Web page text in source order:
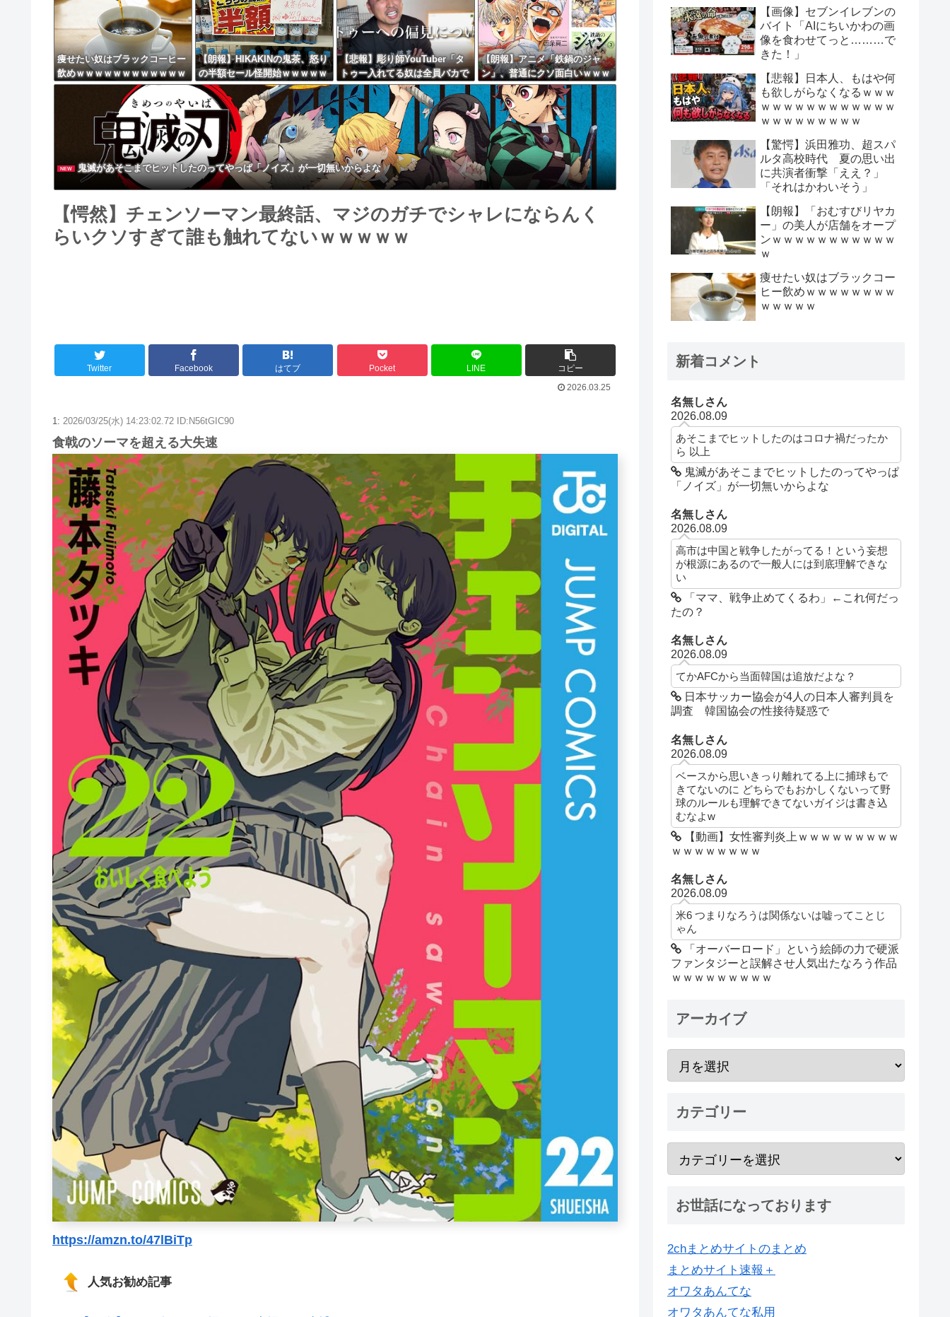
Powered by livedoor 相互RSS
痩せたい奴はブラックコーヒー
飲めｗｗｗｗｗｗｗｗｗｗｗｗ
ｗ
【朗報】HIKAKINの鬼茶、怒り
の半額セール怪開始ｗｗｗｗｗ
ｗｗｗｗｗｗｗｗｗ
【悲報】彫り師YouTuber「タ
トゥー入れてる奴は全員バカで
す。すごい民度低い」
【朗報】アニメ「鉄鍋のジャ
ン」、普通にクソ面白いｗｗｗ
ｗｗｗｗｗｗｗｗ
NEW 鬼滅があそこまでヒットしたのってやっぱ「ノイズ」が一切無いからよな
【愕然】チェンソーマン最終話、マジのガチでシャレにならんく
らいクソすぎて誰も触れてないｗｗｗｗｗ
Twitter Facebook はてブ Pocket LINE
コピー
2026.03.25
1: 2026/03/25(水) 14:23:02.72 ID:N56tGIC90
食戟のソーマを超える大失速
https://amzn.to/47lBiTp
人気お勧め記事
【画像】セブンイレブンの
バイト「AIにちいかわの画
像を食わせてっと………で
きた！」
【悲報】日本人、もはや何
も欲しがらなくなるｗｗｗ
ｗｗｗｗｗｗｗｗｗｗｗｗ
ｗｗｗｗｗｗｗｗｗ
【驚愕】浜田雅功、超スパ
ルタ高校時代 夏の思い出
に共演者衝撃「ええ？」
「それはかわいそう」
【朗報】「おむすびリヤカ
ー」の美人が店舗をオープ
ンｗｗｗｗｗｗｗｗｗｗｗ
ｗ
痩せたい奴はブラックコー
ヒー飲めｗｗｗｗｗｗｗｗ
ｗｗｗｗｗ
新着コメント
名無しさん
2026.08.09
あそこまでヒットしたのはコロナ禍だったか
ら 以上
鬼滅があそこまでヒットしたのってやっぱ
「ノイズ」が一切無いからよな
名無しさん
2026.08.09
高市は中国と戦争したがってる！という妄想
が根源にあるので一般人には到底理解できな
い
「ママ、戦争止めてくるわ」←これ何だっ
たの？
名無しさん
2026.08.09
てかAFCから当面韓国は追放だよな？
日本サッカー協会が4人の日本人審判員を
調査 韓国協会の性接待疑惑で
名無しさん
2026.08.09
ベースから思いきっり離れてる上に捕球もで
きてないのに どちらでもおかしくないって野
球のルールも理解できてないガイジは書き込
むなよw
【動画】女性審判炎上ｗｗｗｗｗｗｗｗｗ
ｗｗｗｗｗｗｗｗ
名無しさん
2026.08.09
米6 つまりなろうは関係ないは嘘ってことじ
ゃん
「オーバーロード」という絵師の力で硬派
ファンタジーと誤解させ人気出たなろう作品
ｗｗｗｗｗｗｗｗｗ
アーカイブ
カテゴリー
お世話になっております
2chまとめサイトのまとめ
まとめサイト速報＋
オワタあんてな
オワタあんてな私用